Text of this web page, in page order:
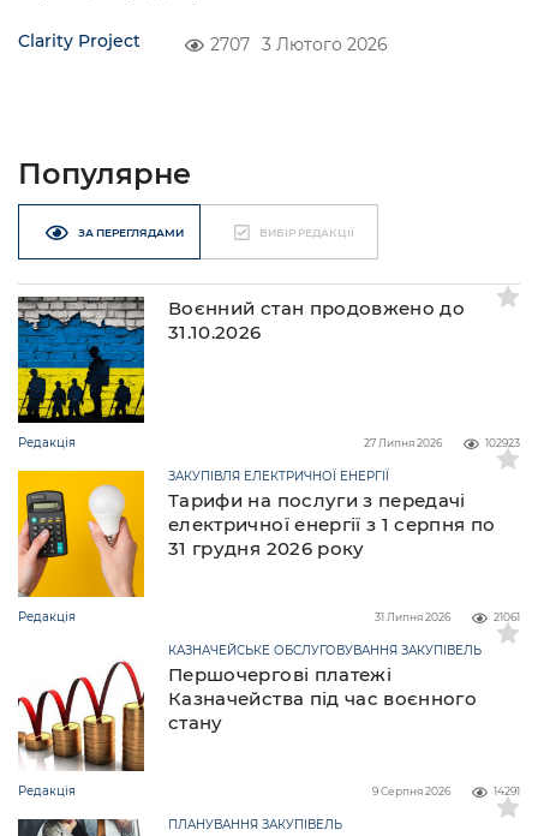
Clarity Project 2707 3 Лютого 2026
Популярне
ЗА ПЕРЕГЛЯДАМИ ВИБІР РЕДАКЦІЇ
Воєнний стан продовжено до
31.10.2026
Редакція 102923
27 Липня 2026
Тарифи на послуги з передачі
електричної енергії з 1 серпня по
31 грудня 2026 року
ЗАКУПІВЛЯ ЕЛЕКТРИЧНОЇ ЕНЕРГІЇ
Редакція 21061
31 Липня 2026
Першочергові платежі
Казначейства під час воєнного
стану
КАЗНАЧЕЙСЬКЕ ОБСЛУГОВУВАННЯ ЗАКУПІВЕЛЬ
Редакція 14291
9 Серпня 2026
ПЛАНУВАННЯ ЗАКУПІВЕЛЬ